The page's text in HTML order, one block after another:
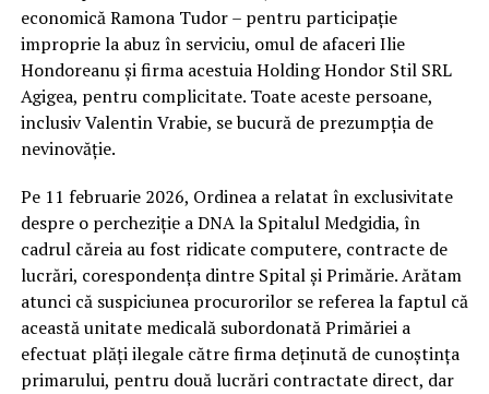
economică Ramona Tudor – pentru participație
improprie la abuz în serviciu, omul de afaceri Ilie
Hondoreanu și firma acestuia Holding Hondor Stil SRL
Agigea, pentru complicitate. Toate aceste persoane,
inclusiv Valentin Vrabie, se bucură de prezumpția de
nevinovăție.
Pe 11 februarie 2026, Ordinea a relatat în exclusivitate
despre o percheziție a DNA la Spitalul Medgidia, în
cadrul căreia au fost ridicate computere, contracte de
lucrări, corespondența dintre Spital și Primărie. Arătam
atunci că suspiciunea procurorilor se referea la faptul că
această unitate medicală subordonată Primăriei a
efectuat plăți ilegale către firma deținută de cunoștința
primarului, pentru două lucrări contractate direct, dar